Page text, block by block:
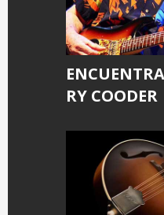
RY COODER